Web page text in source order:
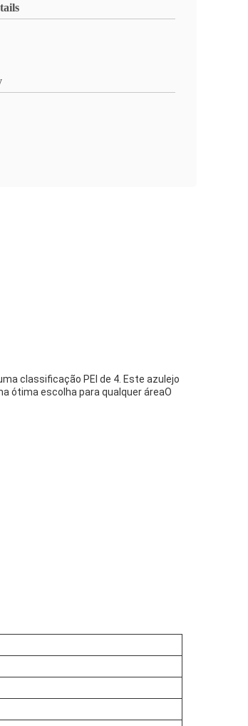
classificação PEI de 4. Este azulejo
ótima escolha para qualquer áreaO